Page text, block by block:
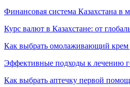
Финансовая система Казахстана в
Курс валют в Казахстане: от
Как выбрать омолаживающий крем
Эффективные подходы к лечению
Как выбрать аптечку первой